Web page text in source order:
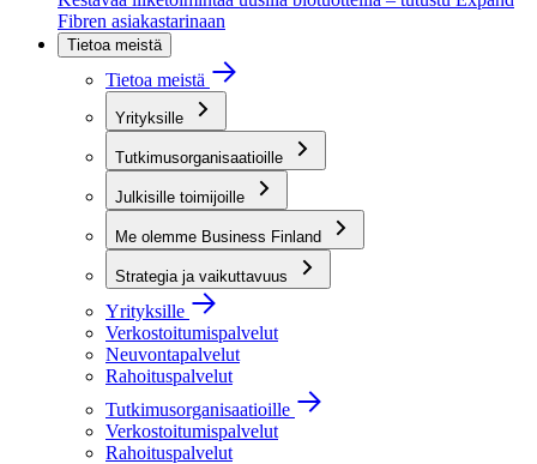
Fibren asiakastarinaan
Tietoa meistä
Tietoa meistä
Yrityksille
Tutkimusorganisaatioille
Julkisille toimijoille
Me olemme Business Finland
Strategia ja vaikuttavuus
Yrityksille
Verkostoitumispalvelut
Neuvontapalvelut
Rahoituspalvelut
Tutkimusorganisaatioille
Verkostoitumispalvelut
Rahoituspalvelut